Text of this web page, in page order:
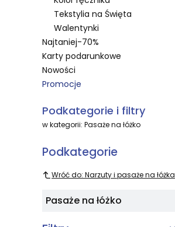
Tekstylia na Święta
Walentynki
Najtaniej-70%
Karty podarunkowe
Nowości
Promocje
Podkategorie i filtry
w kategorii: Pasaże na łóżko
Podkategorie
Wróć do: Narzuty i pasaże na łóżka
Pasaże na łóżko